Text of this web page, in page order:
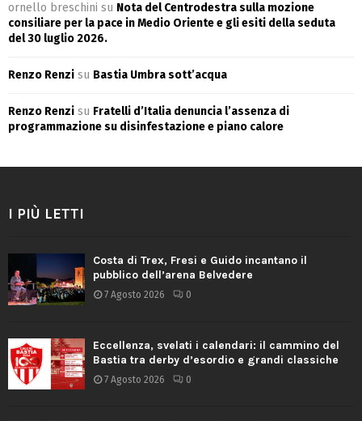
ornello breschini su Nota del Centrodestra sulla mozione
consiliare per la pace in Medio Oriente e gli esiti della seduta
del 30 luglio 2026.
Renzo Renzi su Bastia Umbra sott’acqua
Renzo Renzi su Fratelli d’Italia denuncia l’assenza di
programmazione su disinfestazione e piano calore
I PIÙ LETTI
Costa di Trex, Fresi e Guido incantano il
pubblico dell’arena Belvedere
7 Agosto 2026 0
Eccellenza, svelati i calendari: il cammino del
Bastia tra derby d’esordio e grandi classiche
7 Agosto 2026 0